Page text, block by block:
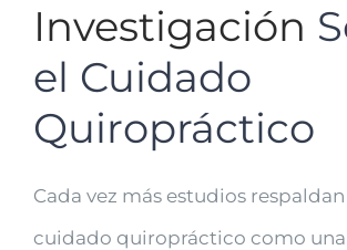
Investigación
el Cuidado
Quiropráctico
Cada vez más estudios
cuidado quiropráctico como